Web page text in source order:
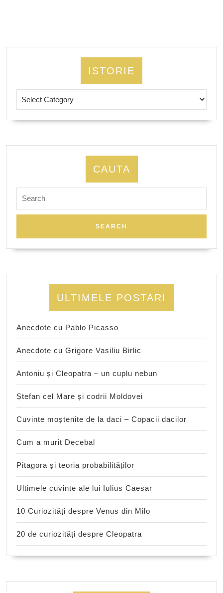
ISTORIE
CAUTA
for:
ULTIMELE POSTARI
Anecdote cu Pablo Picasso
Anecdote cu Grigore Vasiliu Birlic
Antoniu și Cleopatra – un cuplu nebun
Ștefan cel Mare și codrii Moldovei
Cuvinte moștenite de la daci – Copacii dacilor
Cum a murit Decebal
Pitagora și teoria probabilităților
Ultimele cuvinte ale lui Iulius Caesar
10 Curiozități despre Venus din Milo
20 de curiozități despre Cleopatra